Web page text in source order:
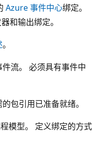
Azure 事件中心绑定。
和输出绑定。
。
流。 必须具有事件中
包引用已准备就绪。
模型。 定义绑定的方式